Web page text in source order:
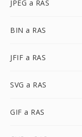
JPEG a RAS
BIN a RAS
JFIF a RAS
SVG a RAS
GIF a RAS